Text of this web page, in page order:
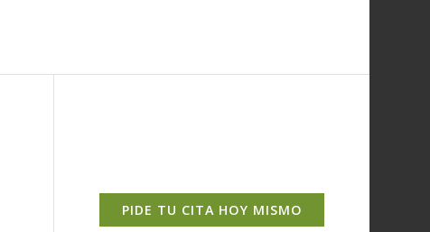
PIDE TU CITA HOY MISMO